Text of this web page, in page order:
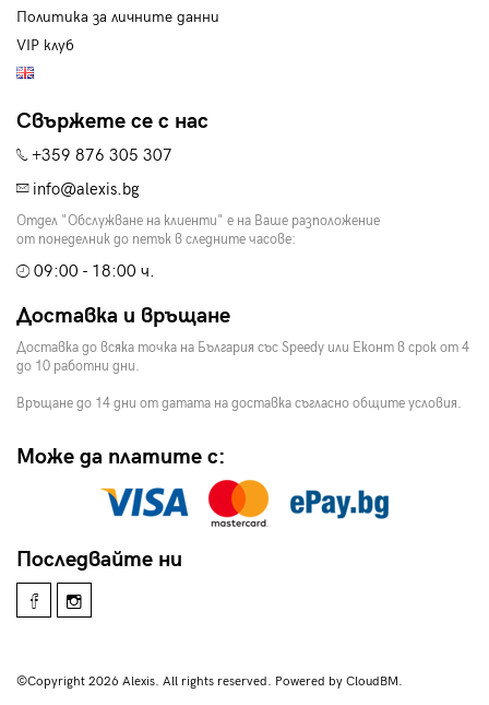
Политика за личните данни
VIP клуб
Свържете се с нас
+359 876 305 307
info@alexis.bg
Отдел "Обслужване на клиенти" е на Ваше разположение
от понеделник до петък в следните часове:
09:00 - 18:00 ч.
Доставка и връщане
Доставка до всяка точка на България със Speedy или Еконт в срок от 4
до 10 работни дни.
Връщане до 14 дни от датата на доставка съгласно общите условия.
Може да платите с:
Последвайте ни
©Copyright 2026 Alexis. All rights reserved. Powered by CloudBM.